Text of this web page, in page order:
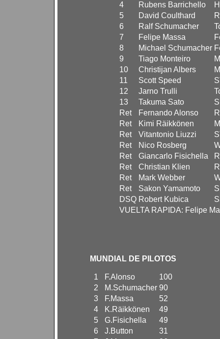
4
Rubens Barrichello
5
David Coulthard
6
Ralf Schumacher
7
Felipe Massa
8
Michael Schumacher
9
Tiago Monteiro
10
Christijan Albers
11
Scott Speed
12
Jarno Trulli
13
Takuma Sato
Ret
Fernando Alonso
Ret
Kimi Räikkönen
Ret
Vitantonio Liuzzi
Ret
Nico Rosberg
Ret
Giancarlo Fisichella
Ret
Christian Klien
Ret
Mark Webber
Ret
Sakon Yamamoto
DSQ Robert Kubica
VUELTA RAPIDA: Felipe
MUNDIAL DE PILOTOS
1 F.Alonso
100
2
M.Schumacher 90
3
F.Massa
52
4
K.Räikkönen
49
5
G.Fisichella
49
6
J.Button
31